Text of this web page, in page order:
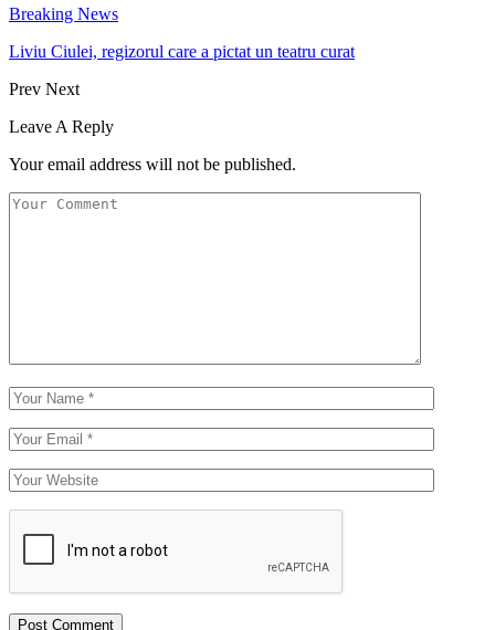
Breaking News
Liviu Ciulei, regizorul care a pictat un teatru curat
Prev Next
Leave A Reply
Your email address will not be published.